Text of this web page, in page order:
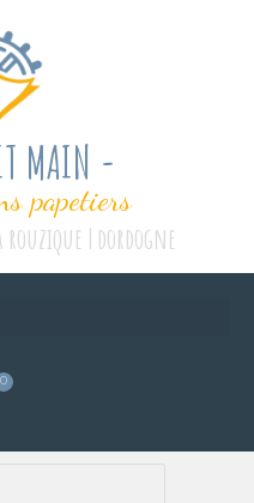
MAIN -
papetiers
| dordogne
0